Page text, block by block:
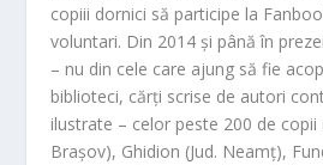
copiii dornici să participe la
voluntari. Din 2014 și până în
– nu din cele care ajung să fie
biblioteci, cărți scrise de autori
ilustrate – celor peste 200 de copii
Brașov), Ghidion (Jud. Neamț),